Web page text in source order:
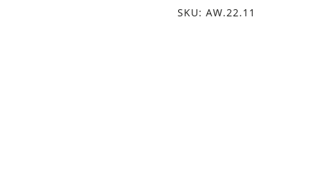
SKU: AW.22.11